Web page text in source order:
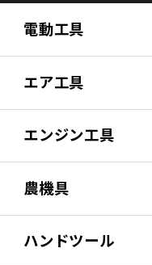
電動工具
エア工具
エンジン工具
農機具
ハンドツール